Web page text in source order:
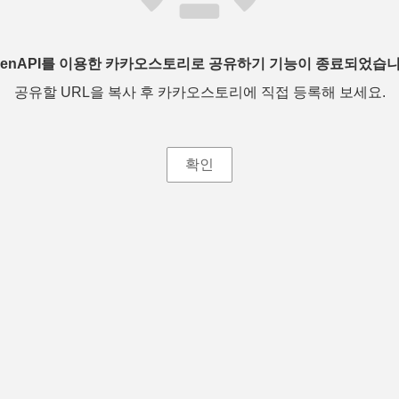
를 이용한 카카오스토리로 공유하기 기능이 종료되었습
공유할 URL을 복사 후 카카오스토리에 직접 등록해 보세요.
확인